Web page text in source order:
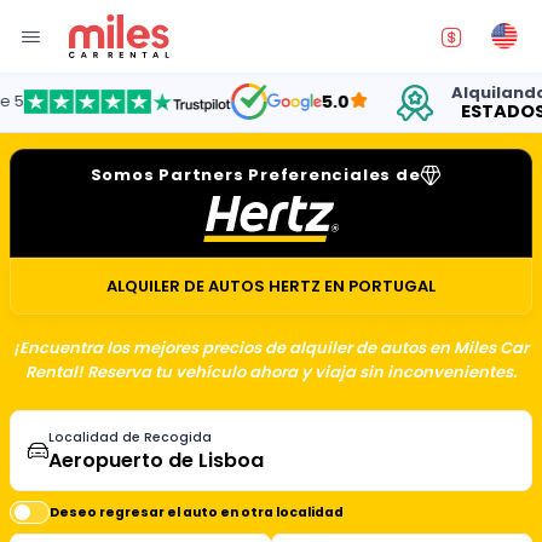
5.0 Alquilando
ESTADOS
Somos Partners Preferenciales de
ALQUILER DE AUTOS HERTZ EN PORTUGAL
¡Encuentra los mejores precios de alquiler de autos en Miles Car
Rental! Reserva tu vehículo ahora y viaja sin inconvenientes.
Localidad de Recogida
Deseo regresar el auto en otra localidad